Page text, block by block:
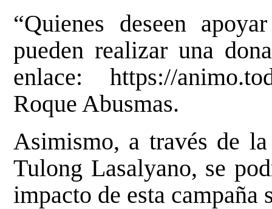
“Quienes deseen
pueden realizar una
enlace: https://
Roque Abusmas.
Asimismo, a través de
Tulong Lasalyano, se
impacto de esta campaña